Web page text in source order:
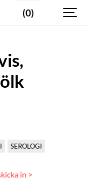
(0)
SEROLOGI
in >